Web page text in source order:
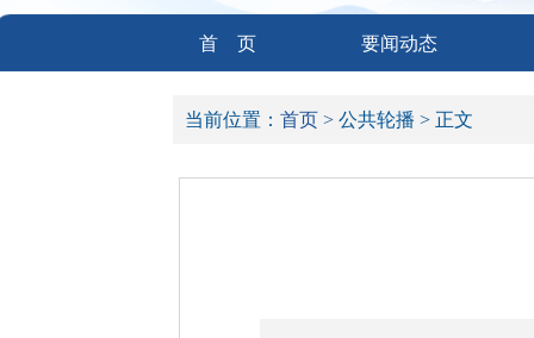
首 页 要闻动态
当前位置： 首页 > 公共轮播 > 正文